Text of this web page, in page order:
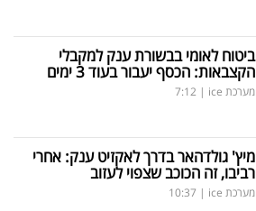
ביטוח לאומי בבשורת ענק למקבלי
הקצבאות: הכסף יעבור בעוד 3 ימים
מערכת ice |
7:12
מיץ' גולדהאר בדרך לאקזיט ענק: אחרי
רביבו, זה הכוכב שצפוי לעזוב
מערכת ice |
10:37